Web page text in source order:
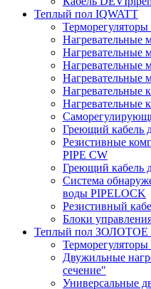
Теплый пол IQWATT
Нагревательные
Нагревательные
Нагревательные
Нагревательные
Греющий кабель
Резистивные
PIPE CW
Греющий кабель
Система
воды PIPELOCK
Резистивный
Блоки
Теплый пол
Терморегуляторы
Двужильные
сечение"
Универсальные